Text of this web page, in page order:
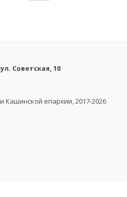
Советская, 10
Кашинской епархии, 2017-2026